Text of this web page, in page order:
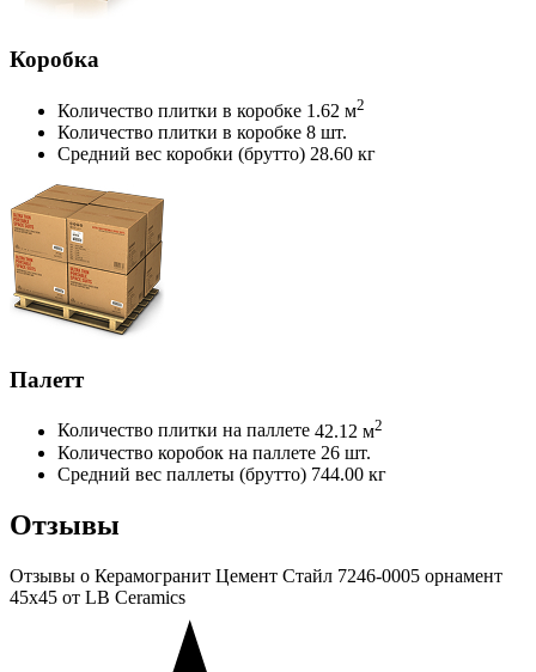
Коробка
Количество плитки в коробке 1.62 м2
Количество плитки в коробке 8 шт.
Средний вес коробки (брутто) 28.60 кг
Палетт
Количество плитки на паллете 42.12 м2
Количество коробок на паллете 26 шт.
Средний вес паллеты (брутто) 744.00 кг
Отзывы
Отзывы о Керамогранит Цемент Стайл 7246-0005 орнамент
45x45 от LB Ceramics